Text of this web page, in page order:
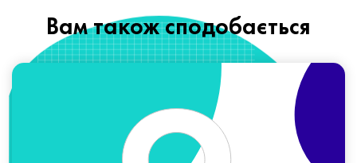
Вам також сподобається